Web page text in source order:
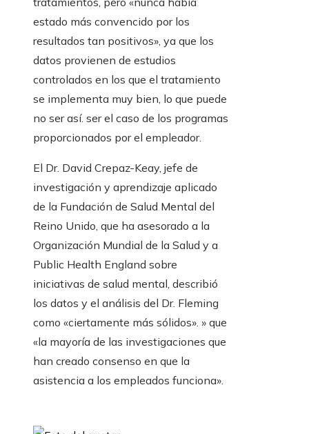
estado más convencido por los
resultados tan positivos», ya que los
datos provienen de estudios
controlados en los que el tratamiento
se implementa muy bien, lo que puede
no ser así. ser el caso de los programas
proporcionados por el empleador.
El Dr. David Crepaz-Keay, jefe de
investigación y aprendizaje aplicado
de la Fundación de Salud Mental del
Reino Unido, que ha asesorado a la
Organización Mundial de la Salud y a
Public Health England sobre
iniciativas de salud mental, describió
los datos y el análisis del Dr. Fleming
como «ciertamente más sólidos». » que
«la mayoría de las investigaciones que
han creado consenso en que la
asistencia a los empleados funciona».